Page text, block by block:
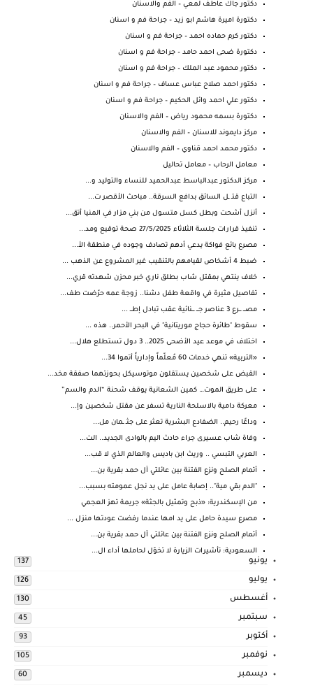
دكتور جاك عاطف لمعي – الفم والاسنان
دكتورة اميرة هاشم ابو زيد – جراحة فم و اسنان
دكتور كرم حماده احمد – جراحة فم و اسنان
دكتورة ضحى احمد حامد – جراحة فم و اسنان
دكتور محمود عبد الملك – جراحة فم و اسنان
دكتور احمد صلاح عباس عساف – جراحة فم و اسنان
دكتور علي احمد وائل الحكيم – جراحة فم و اسنان
دكتورة بسمه محمود رياض – الفم والاسنان
مركز دايموند للاسنان – الفم والاسنان
دكتور محمد احمد قناوي – الفم والاسنان
معامل الرحاب – معامل تحاليل
مركز الدكتور عبدالباسط عبدالحميد للنساء والتوليد و...
التباع قتـ ـل السائق بدافع السرقة.. مباحث الأقصر ت...
أنزل أشحت وبطل كسل متسول من بني مزار في المنيا أتق...
تنفيذ قرارات جلسة الثلاثاء 27/5/2025 صحة توقيع ومد...
مصرع بائع فواكة يدعي أدهم تصادف وجوده في منطقة الأ...
ضبط 4 أشخاص لقيامهم بالتنقيب غير المشروع عن الذهب ...
خلاف ينتهي بمقتل شاب بطلق ناري خبر محزن شهدته قري...
تفاصيل مثيرة في واقعة طفل دشنا.. زوجة عمه حرّضت طف...
مصـــ ـــرع 3 عناصر جـــ ـــنائية عقب تبادل إطـــ ...
سقوط "طائرة حجاج موريتانية" في البحر الأحمر.. هذه ...
اختلاف في موعد عيد الأضحى 2025.. 3 دول تستطلع هلال...
«التربية» تنهي خدمات 60 مُعلّماً وإدارياً أتموا 34...
القبض على شخصين يستقلون موتوسيكل بحوزتهما صفقة مخد...
على طريق الموت… كمين الشعانية يوقف شحنة “الدم والسم”
معركة دامية بالاسلحة النارية تسفر عن مقتل شخصين وإ...
وداعًا رحيم.. الضفادع البشرية تعثر على جثـ ـمان مل...
وفاة شاب عسيرى جراء حادث اليم بالوادى الجديد.. الت...
العربي التبسي .. وريث ابن باديس والعالم الذي لا قب...
أتمام الصلح ونزع الفتنة بين عائلتي آل حمد بقرية بن...
"الدم بقي مية".. إصابة عامل على يد نجل عمومته بسبب...
من الإسكندرية: «ذبح وتمثيل بالجثة» جريمة تهز العجمي
مصرع سيدة حامل على يد امها عندما رفضت عودتها منزل ...
أتمام الصلح ونزع الفتنة بين عائلتي آل حمد بقرية بن...
السعودية: تأشيرات الزيارة لا تخوّل لحاملها أداء ال...
يونيو 137
يوليو 126
أغسطس 130
سبتمبر 45
أكتوبر 93
نوفمبر 105
ديسمبر 60